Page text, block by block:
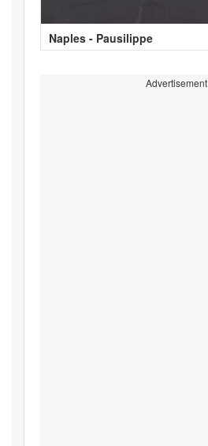
Naples - Pausilippe
Advertisement